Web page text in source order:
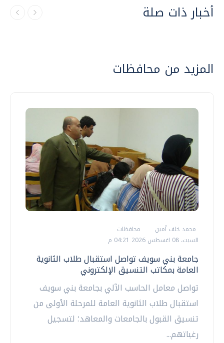
أخبار ذات صلة
المزيد من محافظات
محمد خلف أمين
محافظات
السبت، 08 اغسطس 2026 04:21 م
جامعة بني سويف تواصل استقبال طلاب الثانوية
العامة بمكاتب التنسيق الإلكتروني
تواصل معامل الحاسب الآلي بجامعة بني سويف
استقبال طلاب الثانوية العامة للمرحلة الأولى من
تنسيق القبول بالجامعات والمعاهد؛ لتسجيل
رغباتهم...